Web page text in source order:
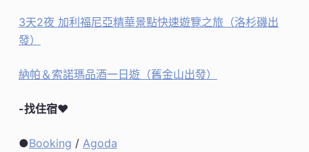
3天2夜 加利福尼亞精華景點快速遊覽之旅（洛杉磯出
發）
納帕＆索諾瑪品酒一日遊（舊金山出發）
-找住宿♥
●Booking / Agoda